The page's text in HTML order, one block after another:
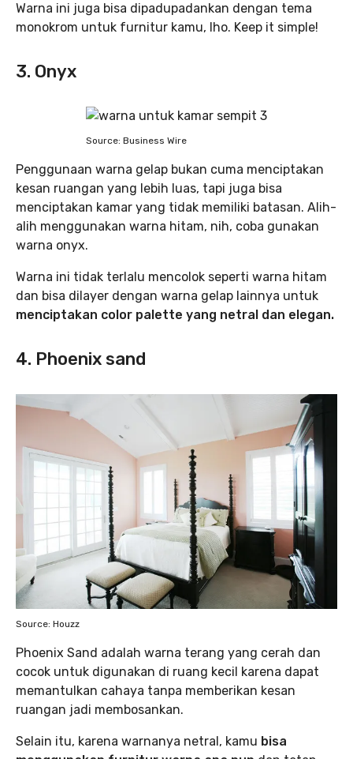
Warna ini juga bisa dipadupadankan dengan tema
monokrom untuk furnitur kamu, lho. Keep it simple!
3. Onyx
Source: Business Wire
Penggunaan warna gelap bukan cuma menciptakan
kesan ruangan yang lebih luas, tapi juga bisa
menciptakan kamar yang tidak memiliki batasan. Alih-
alih menggunakan warna hitam, nih, coba gunakan
warna onyx.
Warna ini tidak terlalu mencolok seperti warna hitam
dan bisa dilayer dengan warna gelap lainnya untuk
menciptakan color palette yang netral dan elegan.
4. Phoenix sand
Source: Houzz
Phoenix Sand adalah warna terang yang cerah dan
cocok untuk digunakan di ruang kecil karena dapat
memantulkan cahaya tanpa memberikan kesan
ruangan jadi membosankan.
Selain itu, karena warnanya netral, kamu bisa